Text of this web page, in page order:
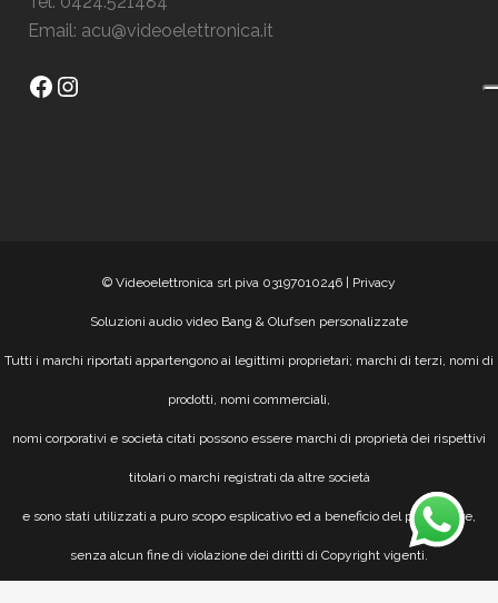
Email: acu@videoelettronica.it
Facebook
Instagram
© Videoelettronica srl piva 03197010246 | Privacy
Soluzioni audio video Bang & Olufsen personalizzate
Tutti i marchi riportati appartengono ai legittimi proprietari; marchi di terzi, nomi di
prodotti, nomi commerciali,
nomi corporativi e società citati possono essere marchi di proprietà dei rispettivi
titolari o marchi registrati da altre società
e sono stati utilizzati a puro scopo esplicativo ed a beneficio del possessore,
senza alcun fine di violazione dei diritti di Copyright vigenti.